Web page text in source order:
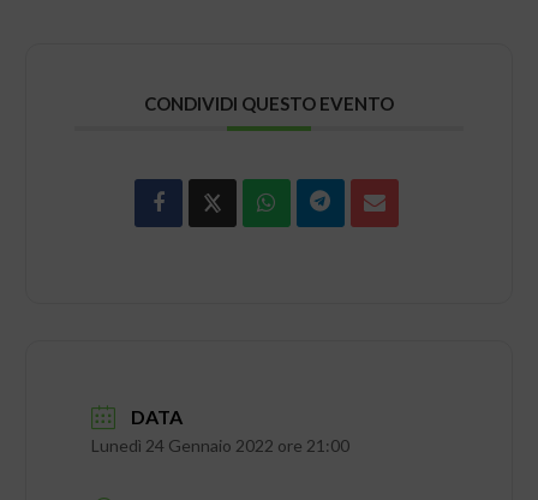
CONDIVIDI QUESTO EVENTO
DATA
Lunedì 24 Gennaio 2022 ore 21:00